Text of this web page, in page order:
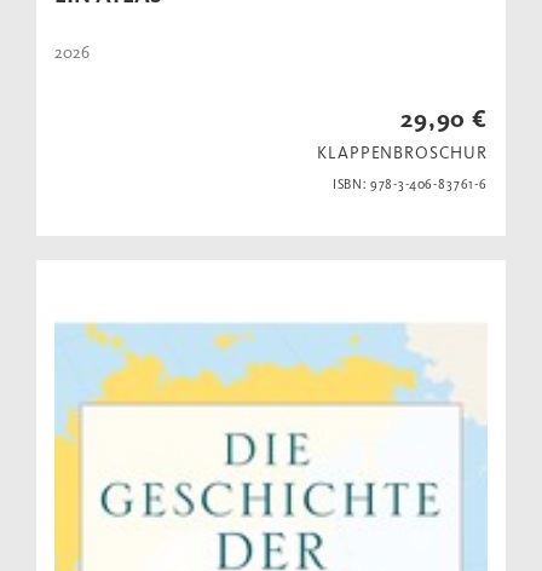
2026
29,90 €
KLAPPENBROSCHUR
ISBN: 978-3-406-83761-6